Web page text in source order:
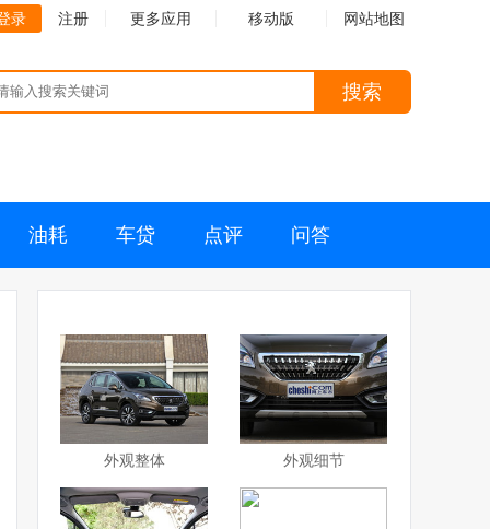
录 注册 更多应用 移动版 网站地图
搜索
油耗 车贷 点评 问答
外观整体 外观细节